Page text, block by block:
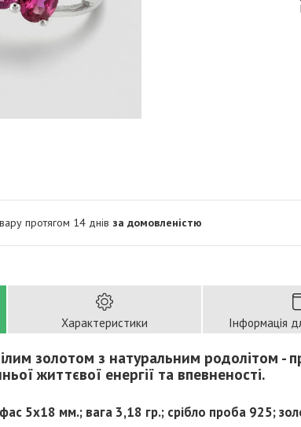
протягом 14 днів за домовленістю
Характеристики Інформація
золотом з натуральним родолітом -
життєвої енергії та впевненості.
5х18 мм.; вага 3,18 гр.; срібло проба 925;